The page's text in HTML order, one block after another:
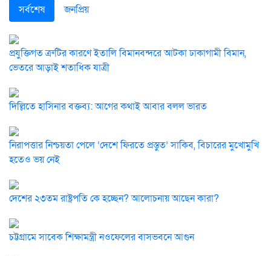
সর্বশেষ জনপ্রিয়
প্রযুক্তিগত ত্রুটির কারণে ইতালি বিমানবন্দরে আটকা ঢাকাগামী বিমান,
ভেতরে আড়াই শতাধিক যাত্রী
দিল্লিতে হাসিনার বক্তব্য: আগের কথাই আবার বলল ভারত
নিরাপত্তার নিশ্চয়তা পেলে ‘দেশে ফিরতে প্রস্তুত’ সাকিব, বিচারের মুখোমুখি
হতেও ভয় নেই
দেশের ২৩তম রাষ্ট্রপতি কে হচ্ছেন? আলোচনায় আছেন কারা?
চট্টগ্রামে সাবেক শিক্ষামন্ত্রী নওফেলের বাসভবনে আগুন